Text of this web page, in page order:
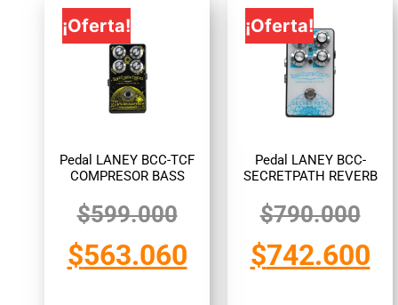
¡Oferta!
Pedal LANEY BCC-TCF
COMPRESOR BASS
$599.000
$563.060
¡Oferta!
Pedal LANEY BCC-
SECRETPATH REVERB
$790.000
$742.600